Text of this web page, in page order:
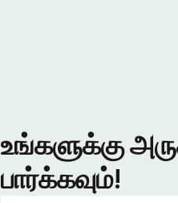
உங்களுக்கு
பார்க்கவும்!